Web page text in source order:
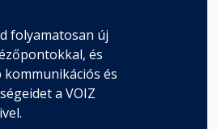
folyamatosan új
és
és
a VOIZ